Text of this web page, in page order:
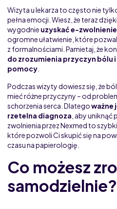
Wizyta u lekarza to często nie
pełna emocji. Wiesz, że teraz
wygodnie uzyskać e-
ogromne ułatwienie, które
z formalnościami. Pamietaj, że
do zrozumienia przyczyn bólu
pomocy
Podczas wizyty dowiesz się, że
mieć różne przyczyny – od
schorzenia serca. Dlategoważne
rzetelna diagnoza , aby
zwolnienia przez Nexmed to
które pozwoli Ci skupić się na
czasu na papierologię.
Co możesz
samodzielnie?